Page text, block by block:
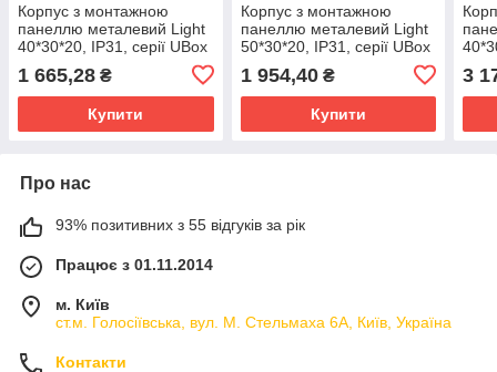
Корпус з монтажною
панеллю металевий Light
40*30*20, IP31, серії UBox
1 665,28 ₴
Купити
Корпус з монтажною
панеллю металевий Light
50*30*20, IP31, серії UBox
1 954,40₴
Купити
3
Про нас
93% позитивних з 55 відгуків за рік
Працює з 01.11.2014
м. Київ
ст.м. Голосіївська, вул. М. Стельмаха 6А, Київ, Україна
Контакти